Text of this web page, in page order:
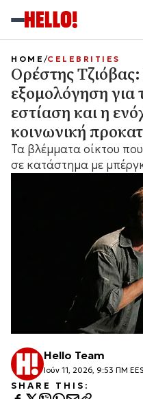
HOME CELEBRITIES
Ορέστης Τζιόβας:
εξομολόγηση για
εστίαση και η
κοινωνική
Τα βλέμματα οίκτου
σε κατάστημα με
Hello Team
Ιούν 11, 2026, 9:53 ΠΜ
SHARE THIS: